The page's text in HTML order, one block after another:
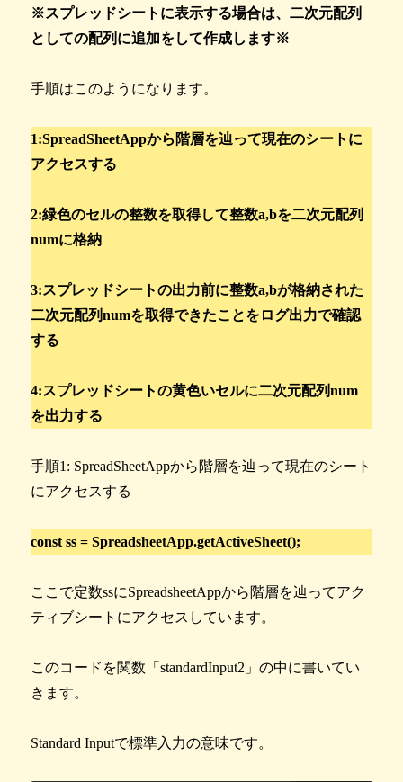
※スプレッドシートに表示する場合は、二次元配列
としての配列に追加をして作成します※
手順はこのようになります。
1:SpreadSheetAppから階層を辿って現在のシートに
アクセスする
2:緑色のセルの整数を取得して整数a,bを二次元配列
numに格納
3:スプレッドシートの出力前に整数a,bが格納された
二次元配列numを取得できたことをログ出力で確認
する
4:スプレッドシートの黄色いセルに二次元配列num
を出力する
手順1: SpreadSheetAppから階層を辿って現在のシート
にアクセスする
const ss = SpreadsheetApp.getActiveSheet();
ここで定数ssにSpreadsheetAppから階層を辿ってアク
ティブシートにアクセスしています。
このコードを関数「standardInput2」の中に書いてい
きます。
Standard Inputで標準入力の意味です。